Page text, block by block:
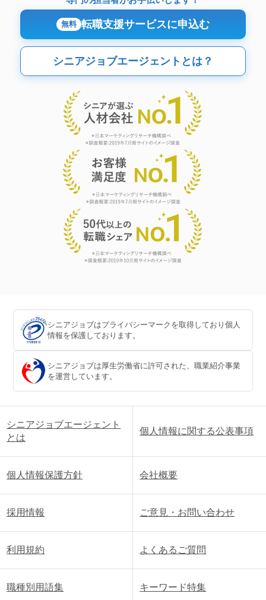
無料 転職支援サービスに申込む
シニアジョブエージェントとは？
シニアジョブはプライバシーマークを取得しており個人
情報を保護しております。
シニアジョブは厚生労働省に許可された、職業紹介事業
を運営しています。
シニアジョブエージェント
とは
個人情報に関する公表事項
個人情報保護方針 会社概要
採用情報 ご意見・お問い合わせ
利用規約 よくあるご質問
職種別用語集 キーワード特集